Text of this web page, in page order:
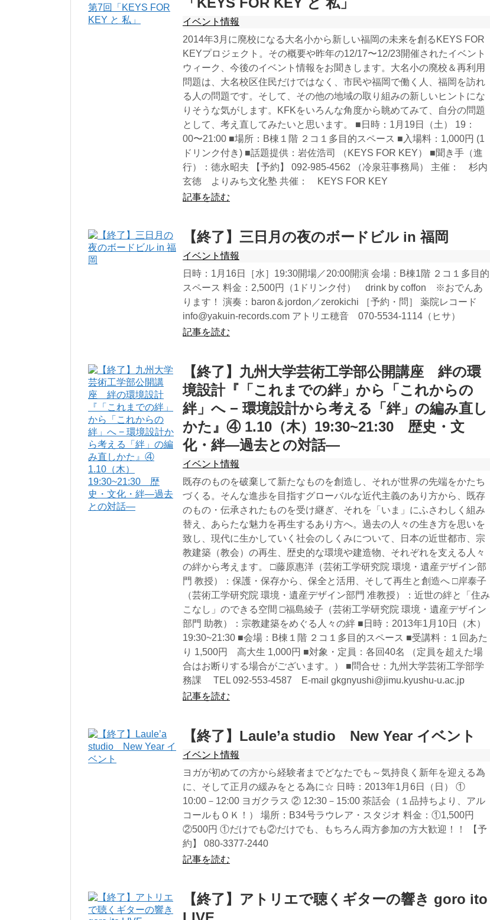
イベント情報
2014年3月に廃校になる大名小から新しい福岡の未来を創るKEYS FOR
KEYプロジェクト。その概要や昨年の12/17〜12/23開催されたイベント
ウィーク、今後のイベント情報をお聞きします。大名小の廃校＆再利用
問題は、大名校区住民だけではなく、市民や福岡で働く人、福岡を訪れ
る人の問題です。そして、その他の地域の取り組みの新しいヒントにな
りそうな気がします。KFKをいろんな角度から眺めてみて、自分の問題
として、考え直してみたいと思います。 ■日時：1月19日（土） 19：
00〜21:00 ■場所：B棟１階 ２コ１多目的スペース ■入場料：1,000円 (1
ドリンク付き) ■話題提供：岩佐浩司 （KEYS FOR KEY） ■聞き手（進
行）：徳永昭夫 【予約】 092-985-4562 （冷泉荘事務局） 主催： 杉内
玄徳 よりみち文化塾 共催： KEYS FOR KEY
記事を読む
【終了】三日月の夜のボードビル in 福岡
イベント情報
日時：1月16日［水］19:30開場／20:00開演 会場：B棟1階 ２コ１多目的
スペース 料金：2,500円（1ドリンク付） drink by coffon ※おでんあ
ります！ 演奏：baron＆jordon／zerokichi ［予約・問］ 薬院レコード
info@yakuin-records.com アトリエ穂音 070-5534-1114（ヒサ）
記事を読む
【終了】九州大学芸術工学部公開講座 絆の環
境設計『「これまでの絆」から「これからの
絆」へ − 環境設計から考える「絆」の編み直し
かた』④ 1.10（木）19:30~21:30 歴史・文
化・絆―過去との対話―
イベント情報
既存のものを破棄して新たなものを創造し、それが世界の先端をかたち
づくる。そんな進歩を目指すグローバルな近代主義のあり方から、既存
のもの・伝承されたものを受け継ぎ、それを「いま」にふさわしく組み
替え、あらたな魅力を再生するあり方へ。過去の人々の生き方を思いを
致し、現代に生かしていく社会のしくみについて、日本の近世都市、宗
教建築（教会）の再生、歴史的な環境や建造物、それぞれを支える人々
の絆から考えます。 □藤原惠洋（芸術工学研究院 環境・遺産デザイン部
門 教授）：保護・保存から、保全と活用、そして再生と創造へ □岸泰子
（芸術工学研究院 環境・遺産デザイン部門 准教授）：近世の絆と「住み
こなし」のできる空間 □福島綾子（芸術工学研究院 環境・遺産デザイン
部門 助教）：宗教建築をめぐる人々の絆 ■日時：2013年1月10日（木）
19:30~21:30 ■会場：B棟１階 ２コ１多目的スペース ■受講料：１回あた
り 1,500円 高大生 1,000円 ■対象・定員：各回40名 （定員を超えた場
合はお断りする場合がございます。） ■問合せ：九州大学芸術工学部学
務課 TEL 092-553-4587 E-mail gkgnyushi@jimu.kyushu-u.ac.jp
記事を読む
【終了】Laule’a studio New Year イベント
イベント情報
ヨガが初めての方から経験者までどなたでも～気持良く新年を迎える為
に、そして正月の緩みをとる為に☆ 日時：2013年1月6日（日） ①
10:00－12:00 ヨガクラス ② 12:30－15:00 茶話会（１品持ちより、アル
コールもＯＫ！） 場所：B34号ラウレア・スタジオ 料金：①1,500円
②500円 ①だけでも②だけでも、もちろん両方参加の方大歓迎！！ 【予
約】 080-3377-2440
記事を読む
【終了】アトリエで聴くギターの響き goro ito